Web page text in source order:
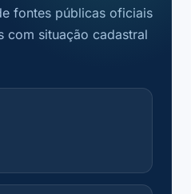
fontes públicas oficiais
situação cadastral